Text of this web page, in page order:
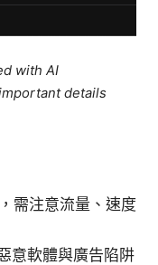
with AI
details
需注意流量、速度
意軟體與廣告陷阱